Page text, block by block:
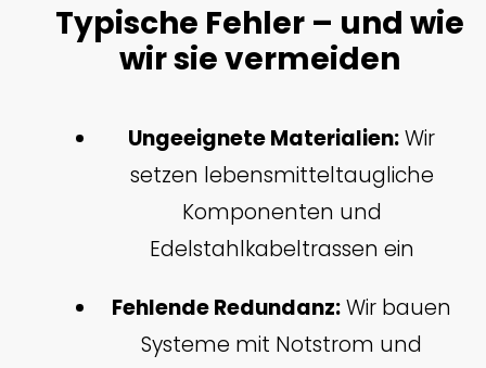
Typische Fehler – und wie
wir sie vermeiden
Ungeeignete Materialien:Wir
setzen lebensmitteltaugliche
Komponenten und
Edelstahlkabeltrassen ein
Fehlende Redundanz:Wir bauen
Systeme mit Notstrom und